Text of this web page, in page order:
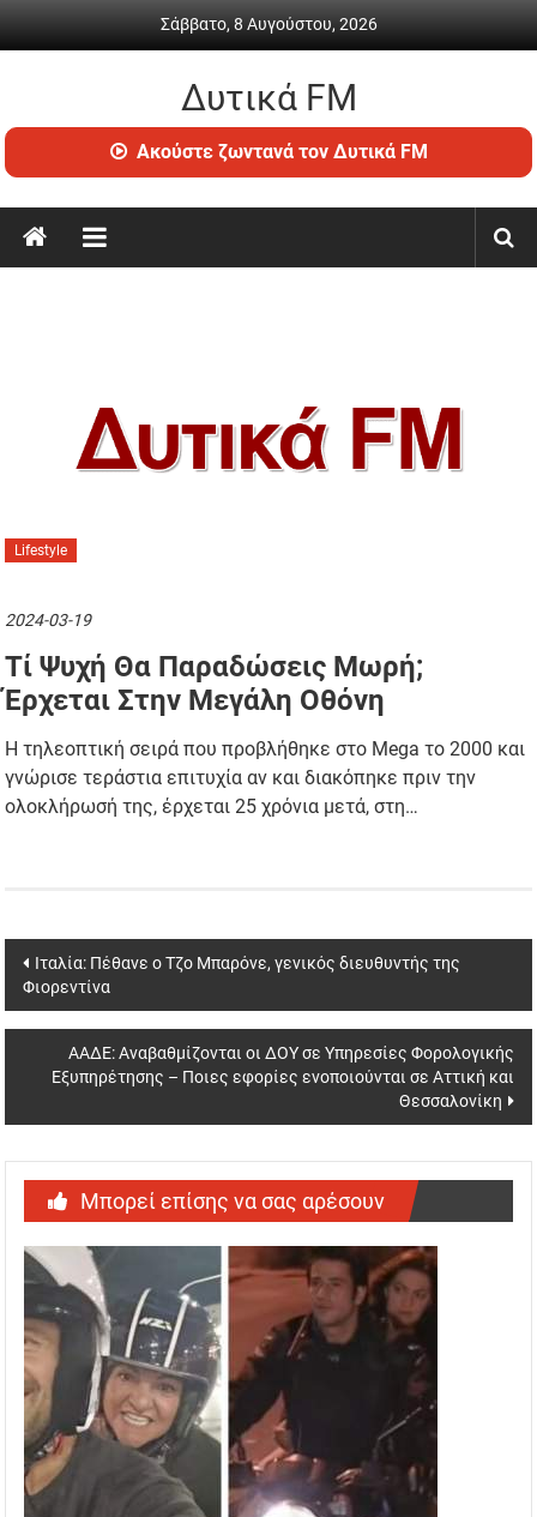
Σάββατο, 8 Αυγούστου, 2026
Δυτικά FM
Ραδιόφωνο
•
ενημέρωση
Ακούστε ζωντανά τον Δυτικά FM
Lifestyle
2024-03-19
Τί Ψυχή Θα Παραδώσεις Μωρή;
Έρχεται Στην Μεγάλη Οθόνη
Η τηλεοπτική σειρά που προβλήθηκε στο Mega το 2000 και
γνώρισε τεράστια επιτυχία αν και διακόπηκε πριν την
ολοκλήρωσή της, έρχεται 25 χρόνια μετά, στη…
Post
navigation
Ιταλία: Πέθανε ο Τζο Μπαρόνε, γενικός διευθυντής της
Φιορεντίνα
ΑΑΔΕ: Αναβαθμίζονται οι ΔΟΥ σε Υπηρεσίες Φορολογικής
Εξυπηρέτησης – Ποιες εφορίες ενοποιούνται σε Αττική και
Θεσσαλονίκη
Μπορεί επίσης να σας αρέσουν